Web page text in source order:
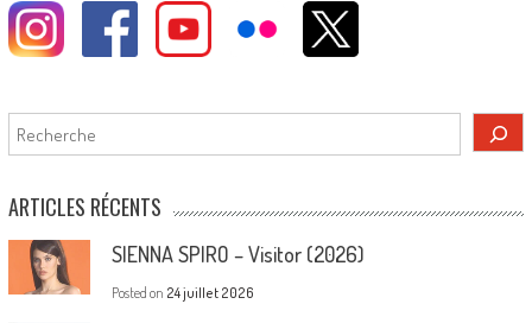
Rechercher
ARTICLES RÉCENTS
SIENNA SPIRO – Visitor (2026)
Posted on 24 juillet 2026